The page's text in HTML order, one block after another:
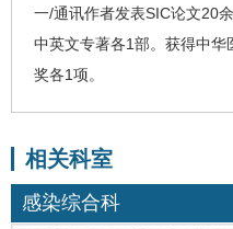
一/通讯作者发表SIC论文20
中英文专著各1部。获得中
奖各1项。
相关科室
感染综合科